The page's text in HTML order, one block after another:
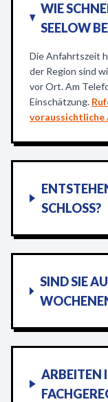
WIE
SEELOW
Die Anfahrtszeit
der Region sind
vor Ort. Am
Einschätzung.
SCHLOSS?
SIND SIE
ARBEITEN